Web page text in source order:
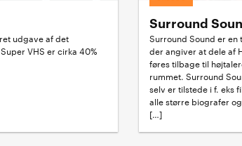
udgave af det
VHS er cirka 40%
Surround
Surround Sound er en
der angiver at dele af
føres tilbage til
rummet. Surround
selv er tilstede i f. eks
alle større biografer
[…]